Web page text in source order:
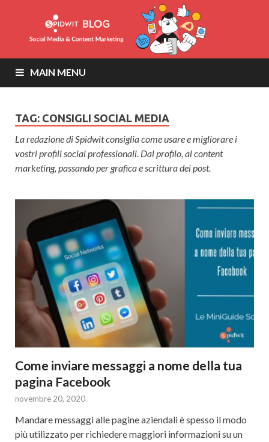
MAIN MENU
TAG: CONSIGLI SOCIAL MEDIA
La redazione di Spidwit consiglia come usare e migliorare i
vostri profili social professionali. Dal profilo, al content
marketing, passando per grafica e scrittura dei post.
Come inviare messaggi a nome della tua
pagina Facebook
novembre 20, 2020
Mandare messaggi alle pagine aziendali è spesso il modo
più utilizzato per richiedere maggiori informazioni su un